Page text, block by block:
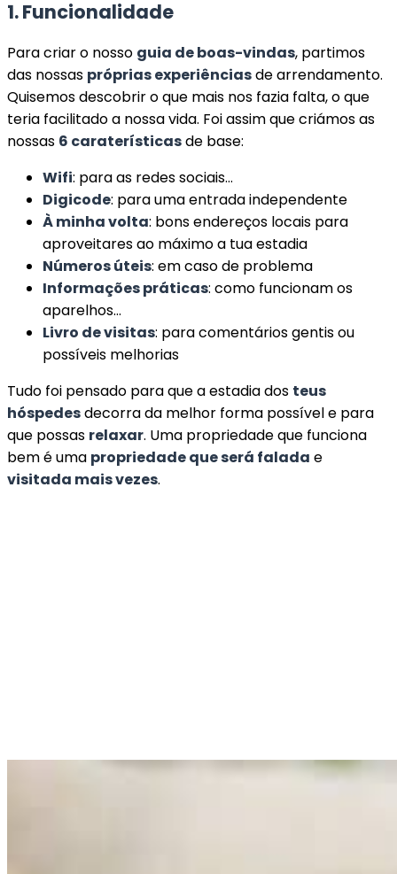
1. Funcionalidade
Para criar o nosso guia de boas-vindas, partimos
das nossas próprias experiênciasde arrendamento.
Quisemos descobrir o que mais nos fazia falta, o que
teria facilitado a nossa vida. Foi assim que criámos as
nossas 6 caraterísticasde base:
Wifi: para as redes sociais…
Digicode: para uma entrada independente
À minha volta: bons endereços locais para
aproveitares ao máximo a tua estadia
Números úteis: em caso de problema
Informações práticas: como funcionam os
aparelhos…
Livro de visitas: para comentários gentis ou
possíveis melhorias
Tudo foi pensado para que a estadia dos teus
hóspedesdecorra da melhor forma possível e para
que possas relaxar. Uma propriedade que funciona
bem é uma propriedade que será falada e
visitada mais vezes.